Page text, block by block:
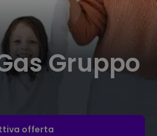
Gruppo
offerta